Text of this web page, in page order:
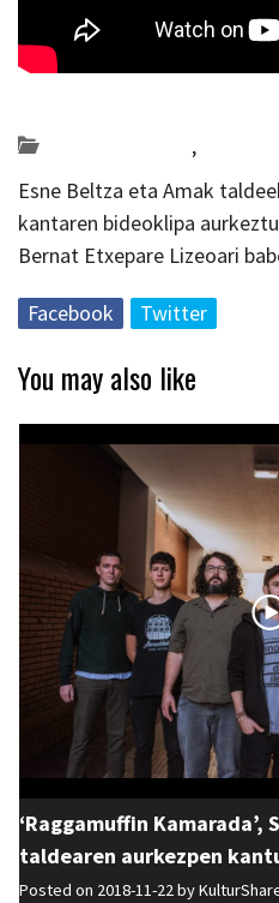
,
Esne Beltza eta Amak
kantaren bideoklipa
Bernat Etxepare Lizeoari
Facebook Twitter
You may also like
‘Raggamuffin Kamarada’,
taldearen aurkezpen
Posted on 2018-11-22 by